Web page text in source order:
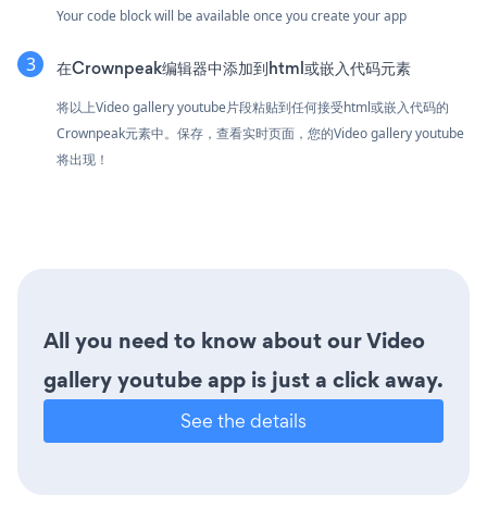
Your code block will be available once you create your app
在Crownpeak编辑器中添加到html或嵌入代码元素
将以上Video gallery youtube片段粘贴到任何接受html或嵌入代码的
Crownpeak元素中。保存，查看实时页面，您的Video gallery youtube
将出现！
All you need to know about our Video
gallery youtube app is just a click away.
See the details